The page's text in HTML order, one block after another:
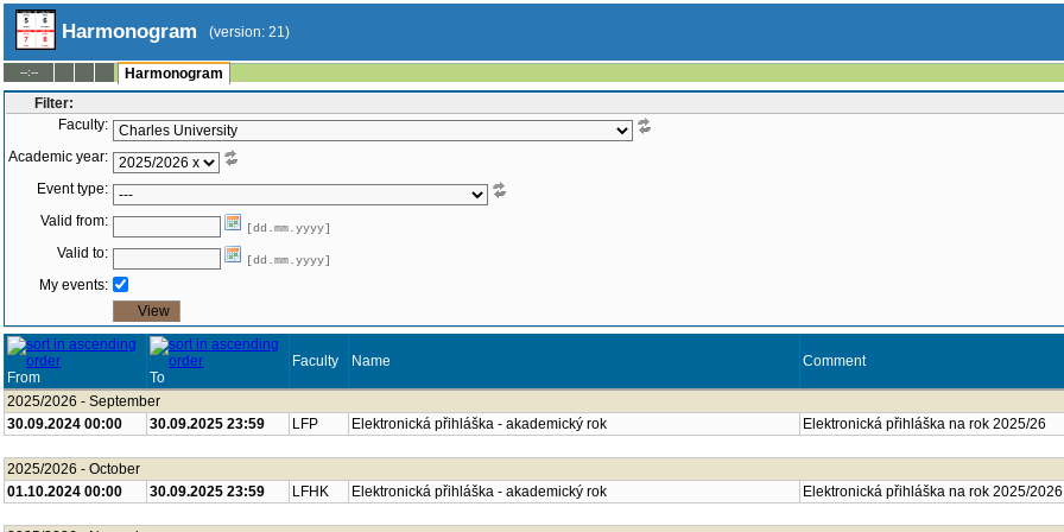
Harmonogram (version: 21)
--:--
Harmonogram
Filter:
Faculty:
Academic year:
Event type:
Valid from:
[dd.mm.yyyy]
Valid to: [dd.mm.yyyy]
My events:
From To
Faculty Name Comment
2025/2026 - September
30.09.2024 00:00
30.09.2025 23:59 LFP Elektronická přihláška - akademický rok Elektronická přihláška na rok 2025/26
2025/2026 - October
01.10.2024 00:00
30.09.2025 23:59 LFHK Elektronická přihláška - akademický rok Elektronická přihláška na rok 2025/2026